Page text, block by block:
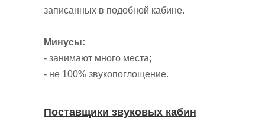
Поставщики звуковых кабин
записанных в подобной кабине.
Минусы:
- занимают много места;
- не 100% звукопоглощение.